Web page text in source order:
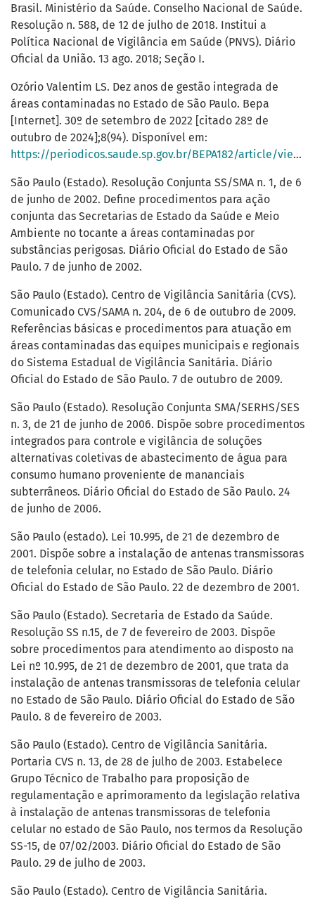
Brasil. Ministério da Saúde. Conselho Nacional de Saúde.
Resolução n. 588, de 12 de julho de 2018. Institui a
Política Nacional de Vigilância em Saúde (PNVS). Diário
Oficial da União. 13 ago. 2018; Seção I.
Ozório Valentim LS. Dez anos de gestão integrada de
áreas contaminadas no Estado de São Paulo. Bepa
[Internet]. 30º de setembro de 2022 [citado 28º de
outubro de 2024];8(94). Disponível em:
https://periodicos.saude.sp.gov.br/BEPA182/article/view/38416
São Paulo (Estado). Resolução Conjunta SS/SMA n. 1, de 6
de junho de 2002. Define procedimentos para ação
conjunta das Secretarias de Estado da Saúde e Meio
Ambiente no tocante a áreas contaminadas por
substâncias perigosas. Diário Oficial do Estado de São
Paulo. 7 de junho de 2002.
São Paulo (Estado). Centro de Vigilância Sanitária (CVS).
Comunicado CVS/SAMA n. 204, de 6 de outubro de 2009.
Referências básicas e procedimentos para atuação em
áreas contaminadas das equipes municipais e regionais
do Sistema Estadual de Vigilância Sanitária. Diário
Oficial do Estado de São Paulo. 7 de outubro de 2009.
São Paulo (Estado). Resolução Conjunta SMA/SERHS/SES
n. 3, de 21 de junho de 2006. Dispõe sobre procedimentos
integrados para controle e vigilância de soluções
alternativas coletivas de abastecimento de água para
consumo humano proveniente de mananciais
subterrâneos. Diário Oficial do Estado de São Paulo. 24
de junho de 2006.
São Paulo (estado). Lei 10.995, de 21 de dezembro de
2001. Dispõe sobre a instalação de antenas transmissoras
de telefonia celular, no Estado de São Paulo. Diário
Oficial do Estado de São Paulo. 22 de dezembro de 2001.
São Paulo (Estado). Secretaria de Estado da Saúde.
Resolução SS n.15, de 7 de fevereiro de 2003. Dispõe
sobre procedimentos para atendimento ao disposto na
Lei nº 10.995, de 21 de dezembro de 2001, que trata da
instalação de antenas transmissoras de telefonia celular
no Estado de São Paulo. Diário Oficial do Estado de São
Paulo. 8 de fevereiro de 2003.
São Paulo (Estado). Centro de Vigilância Sanitária.
Portaria CVS n. 13, de 28 de julho de 2003. Estabelece
Grupo Técnico de Trabalho para proposição de
regulamentação e aprimoramento da legislação relativa
à instalação de antenas transmissoras de telefonia
celular no estado de São Paulo, nos termos da Resolução
SS-15, de 07/02/2003. Diário Oficial do Estado de São
Paulo. 29 de julho de 2003.
São Paulo (Estado). Centro de Vigilância Sanitária.